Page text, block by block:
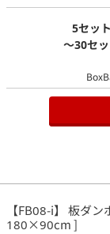
5セット
～30セ
【FB08-i】 板ダ
180×90cm ]